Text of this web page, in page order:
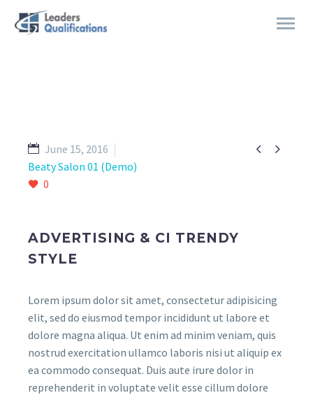
 
June 15, 2016
Beaty Salon 01 (Demo)
0
ADVERTISING & CI TRENDY
STYLE
Lorem ipsum dolor sit amet, consectetur adipisicing
elit, sed do eiusmod tempor incididunt ut labore et
dolore magna aliqua. Ut enim ad minim veniam, quis
nostrud exercitation ullamco laboris nisi ut aliquip ex
ea commodo consequat. Duis aute irure dolor in
reprehenderit in voluptate velit esse cillum dolore